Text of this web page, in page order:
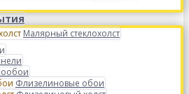
Малярный стеклохолст
Флизелиновые обои